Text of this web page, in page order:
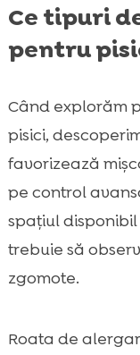
Ce tipuri
pentru
Când explorăm
pisici,
favorizează
pe control
spațiul
trebuie să
zgomote.
Roata de